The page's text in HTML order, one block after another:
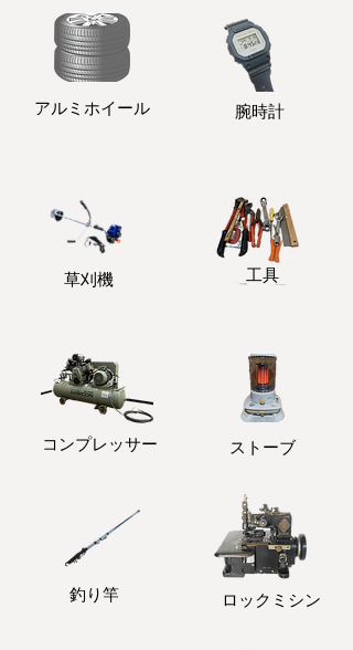
アルミホイール ​腕時計
​草刈機 ​工具
コンプレッサー ストーブ
釣り竿 ロックミシン